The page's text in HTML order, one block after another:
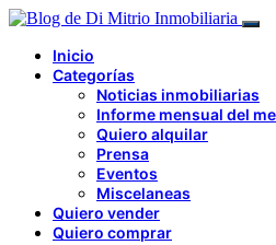
Inicio
Categorías
Noticias inmobiliarias
Informe mensual del
Quiero alquilar
Prensa
Eventos
Miscelaneas
Quiero vender
Quiero comprar